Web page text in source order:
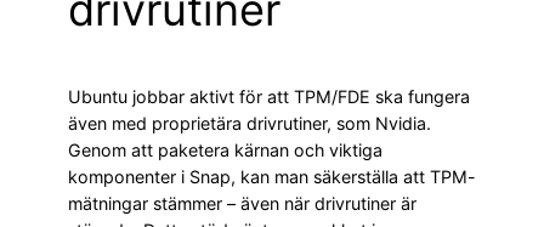
Ubuntu jobbar aktivt för att TPM/FDE ska fungera
även med proprietära drivrutiner, som Nvidia.
Genom att paketera kärnan och viktiga
komponenter i Snap, kan man säkerställa att TPM-
mätningar stämmer – även när drivrutiner är